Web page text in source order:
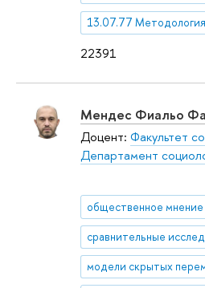
22391
Мендес Фиальо
Доцент: Факультет
Департамент
общественное мнение